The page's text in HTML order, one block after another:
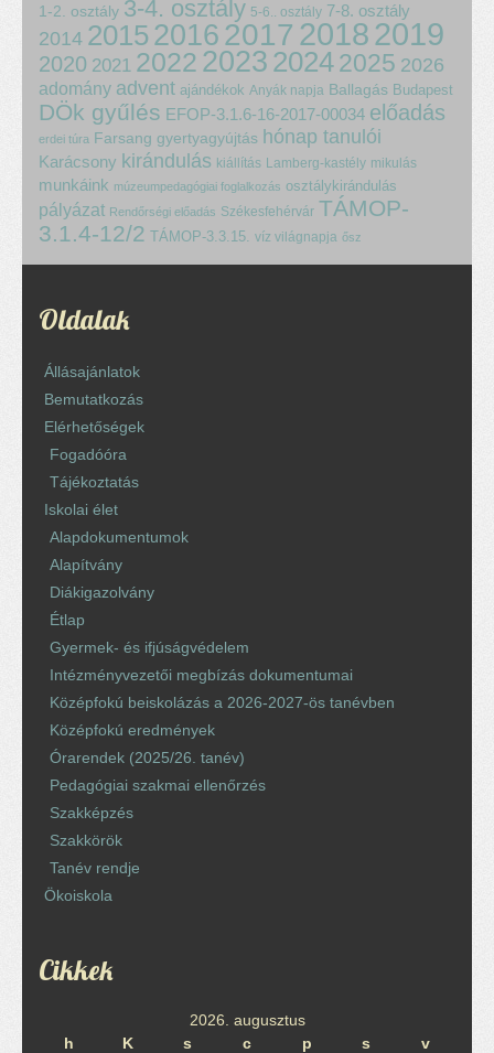
1-2. osztály 3-4. osztály 5-6.. osztály 7-8. osztály
2014 2015 2016 2017 20182019
2020 2021 2022 2023 20242025 2026
adomány advent ajándékok Anyák napja Ballagás Budapest
DÖk gyűlés EFOP-3.1.6-16-2017-00034 előadás
erdei túra Farsang gyertyagyújtás hónap tanulói
Karácsony kirándulás kiállítás Lamberg-kastély mikulás
munkáink múzeumpedagógiai foglalkozás osztálykirándulás
pályázat Rendőrségi előadás Székesfehérvár TÁMOP-
3.1.4-12/2 TÁMOP-3.3.15. víz világnapja ősz
Oldalak
Állásajánlatok
Bemutatkozás
Elérhetőségek
Fogadóóra
Tájékoztatás
Iskolai élet
Alapdokumentumok
Alapítvány
Diákigazolvány
Étlap
Gyermek- és ifjúságvédelem
Intézményvezetői megbízás dokumentumai
Középfokú beiskolázás a 2026-2027-ös tanévben
Középfokú eredmények
Órarendek (2025/26. tanév)
Pedagógiai szakmai ellenőrzés
Szakképzés
Szakkörök
Tanév rendje
Ökoiskola
Cikkek
2026. augusztus
h
K s c p s
v